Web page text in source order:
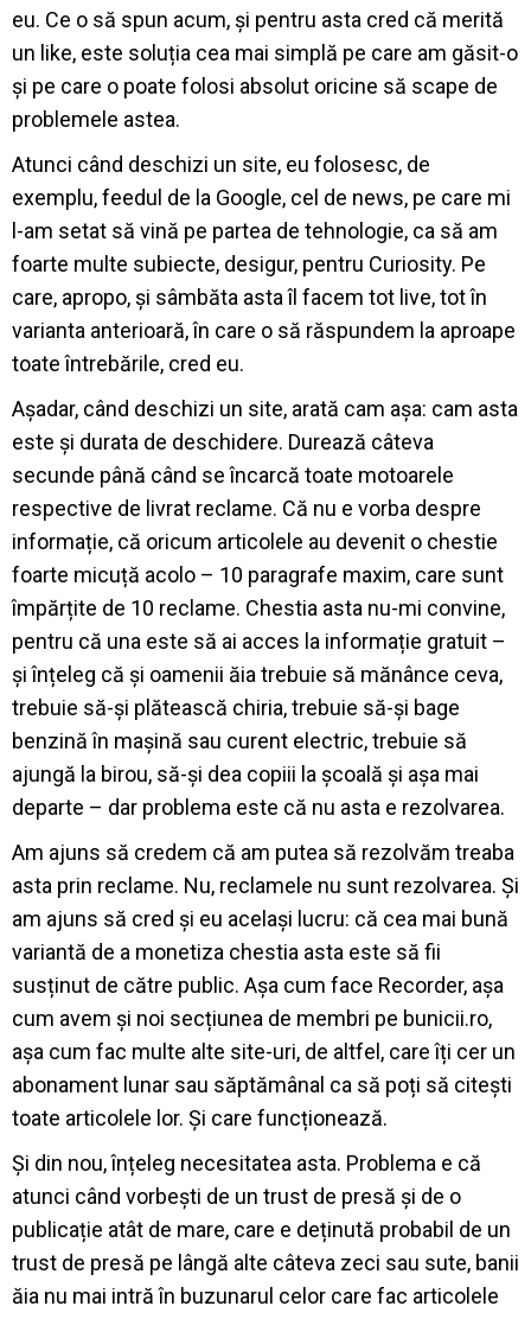
eu. Ce o să spun acum, și pentru asta cred că merită
un like, este soluția cea mai simplă pe care am găsit-o
și pe care o poate folosi absolut oricine să scape de
problemele astea.
Atunci când deschizi un site, eu folosesc, de
exemplu, feedul de la Google, cel de news, pe care mi
l-am setat să vină pe partea de tehnologie, ca să am
foarte multe subiecte, desigur, pentru Curiosity. Pe
care, apropo, și sâmbăta asta îl facem tot live, tot în
varianta anterioară, în care o să răspundem la aproape
toate întrebările, cred eu.
Așadar, când deschizi un site, arată cam așa: cam asta
este și durata de deschidere. Durează câteva
secunde până când se încarcă toate motoarele
respective de livrat reclame. Că nu e vorba despre
informație, că oricum articolele au devenit o chestie
foarte micuță acolo – 10 paragrafe maxim, care sunt
împărțite de 10 reclame. Chestia asta nu-mi convine,
pentru că una este să ai acces la informație gratuit –
și înțeleg că și oamenii ăia trebuie să mănânce ceva,
trebuie să-și plătească chiria, trebuie să-și bage
benzină în mașină sau curent electric, trebuie să
ajungă la birou, să-și dea copiii la școală și așa mai
departe – dar problema este că nu asta e rezolvarea.
Am ajuns să credem că am putea să rezolvăm treaba
asta prin reclame. Nu, reclamele nu sunt rezolvarea. Și
am ajuns să cred și eu același lucru: că cea mai bună
variantă de a monetiza chestia asta este să fii
susținut de către public. Așa cum face Recorder, așa
cum avem și noi secțiunea de membri pe bunicii.ro,
așa cum fac multe alte site-uri, de altfel, care îți cer un
abonament lunar sau săptămânal ca să poți să citești
toate articolele lor. Și care funcționează.
Și din nou, înțeleg necesitatea asta. Problema e că
atunci când vorbești de un trust de presă și de o
publicație atât de mare, care e deținută probabil de un
trust de presă pe lângă alte câteva zeci sau sute, banii
ăia nu mai intră în buzunarul celor care fac articolele